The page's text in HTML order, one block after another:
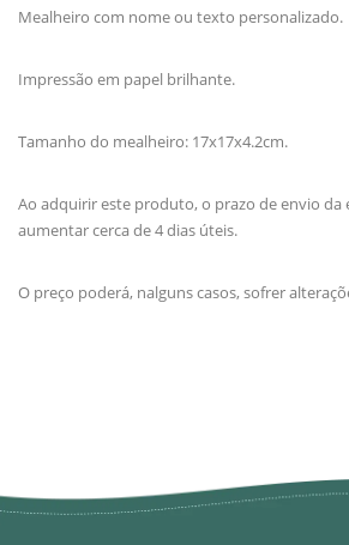
Mealheiro com nome ou texto personalizado.
Impressão em papel brilhante.
Tamanho do mealheiro: 17x17x4.2cm.
Ao adquirir este produto, o prazo de envio da
aumentar cerca de 4 dias úteis.
O preço poderá, nalguns casos, sofrer